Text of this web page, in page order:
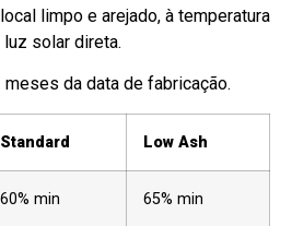
limpo e arejado, à temperatura
solar direta.
meses da data de fabricação.
Standard Low Ash
60% min 65% min